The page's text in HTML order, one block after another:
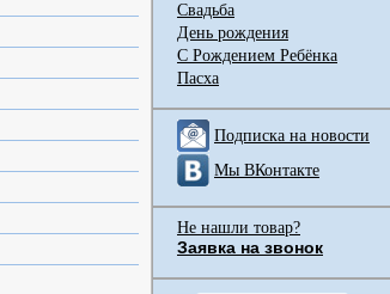
Свадьба
День рождения
С Рождением Ребёнка
Пасха
Подписка на новости
Мы ВКонтакте
Не нашли товар?
Заявка на звонок